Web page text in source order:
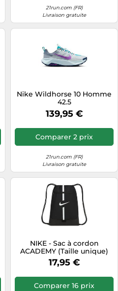
21run.com (FR)
Livraison gratuite
Nike Wildhorse 10 Homme
42.5
139,95 €
Comparer 2 prix
21run.com (FR)
Livraison gratuite
NIKE - Sac à cordon
ACADEMY (Taille unique)
(Noir)
17,95 €
Comparer 16 prix